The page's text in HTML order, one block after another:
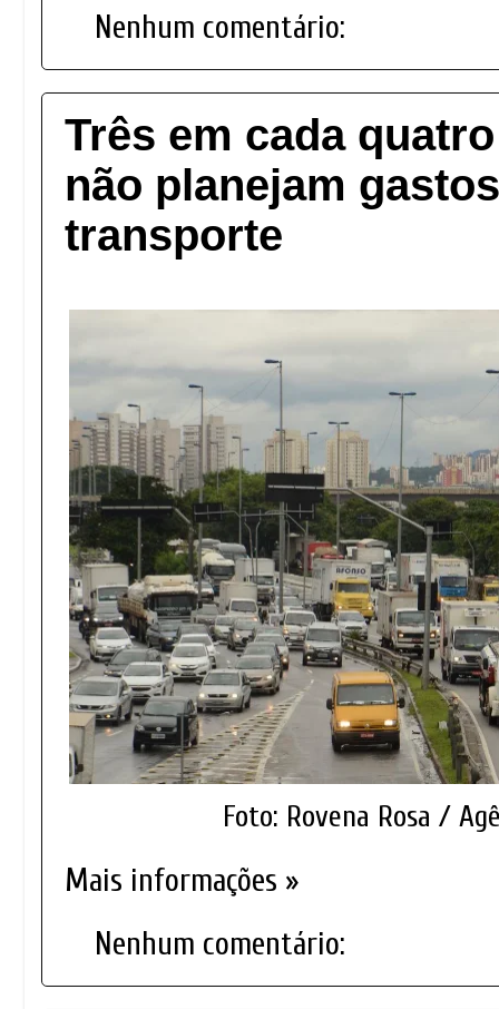
Nenhum comentário:
Três em cada
não planejam
transporte
Foto: Rovena Rosa /
Mais informações »
Nenhum comentário: